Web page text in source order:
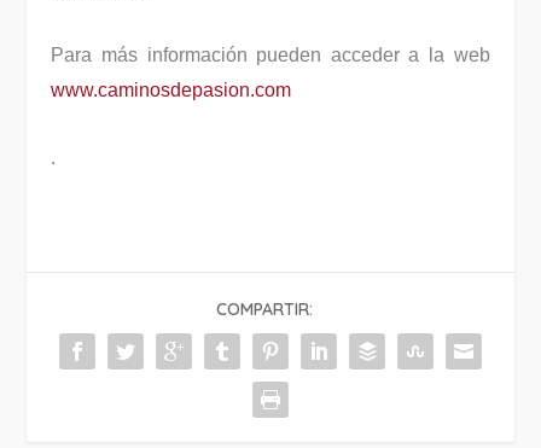
Para más información pueden acceder a la web
www.caminosdepasion.com
.
COMPARTIR: